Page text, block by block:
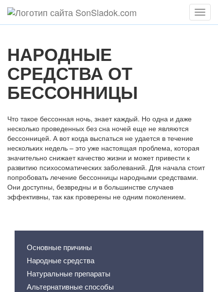
Меню
НАРОДНЫЕ
СРЕДСТВА ОТ
БЕССОННИЦЫ
Что такое бессонная ночь, знает каждый. Но одна и даже
несколько проведенных без сна ночей еще не являются
бессонницей. А вот когда выспаться не удается в течение
нескольких недель – это уже настоящая проблема, которая
значительно снижает качество жизни и может привести к
развитию психосоматических заболеваний. Для начала стоит
попробовать лечение бессонницы народными средствами.
Они доступны, безвредны и в большинстве случаев
эффективны, так как проверены не одним поколением.
Основные причины
Народные средства
Натуральные препараты
Альтернативные способы